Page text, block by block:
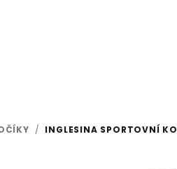
/ INGLESINA SPORTOVNÍ